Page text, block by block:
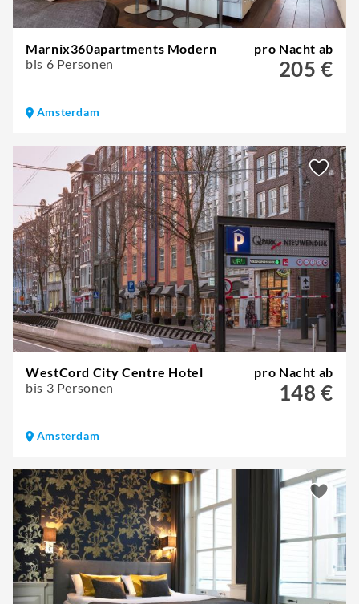
Marnix360apartments Modern
bis 6 Personen
pro Nacht ab
205 €
Amsterdam
WestCord City Centre Hotel
bis 3 Personen
pro Nacht ab
148 €
Amsterdam